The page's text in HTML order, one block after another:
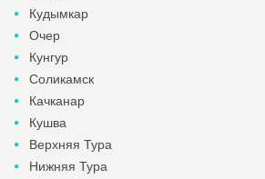
Кудымкар
Очер
Кунгур
Соликамск
Качканар
Кушва
Верхняя Тура
Нижняя Тура